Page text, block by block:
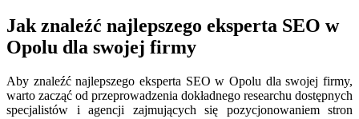
Jak znaleźć najlepszego eksperta SEO w
Opolu dla swojej firmy
Aby znaleźć najlepszego eksperta SEO w Opolu dla swojej firmy,
warto zacząć od przeprowadzenia dokładnego researchu dostępnych
specjalistów i agencji zajmujących się pozycjonowaniem stron